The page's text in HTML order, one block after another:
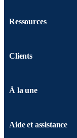
Ressources
Clients
À la une
Aide et assistance